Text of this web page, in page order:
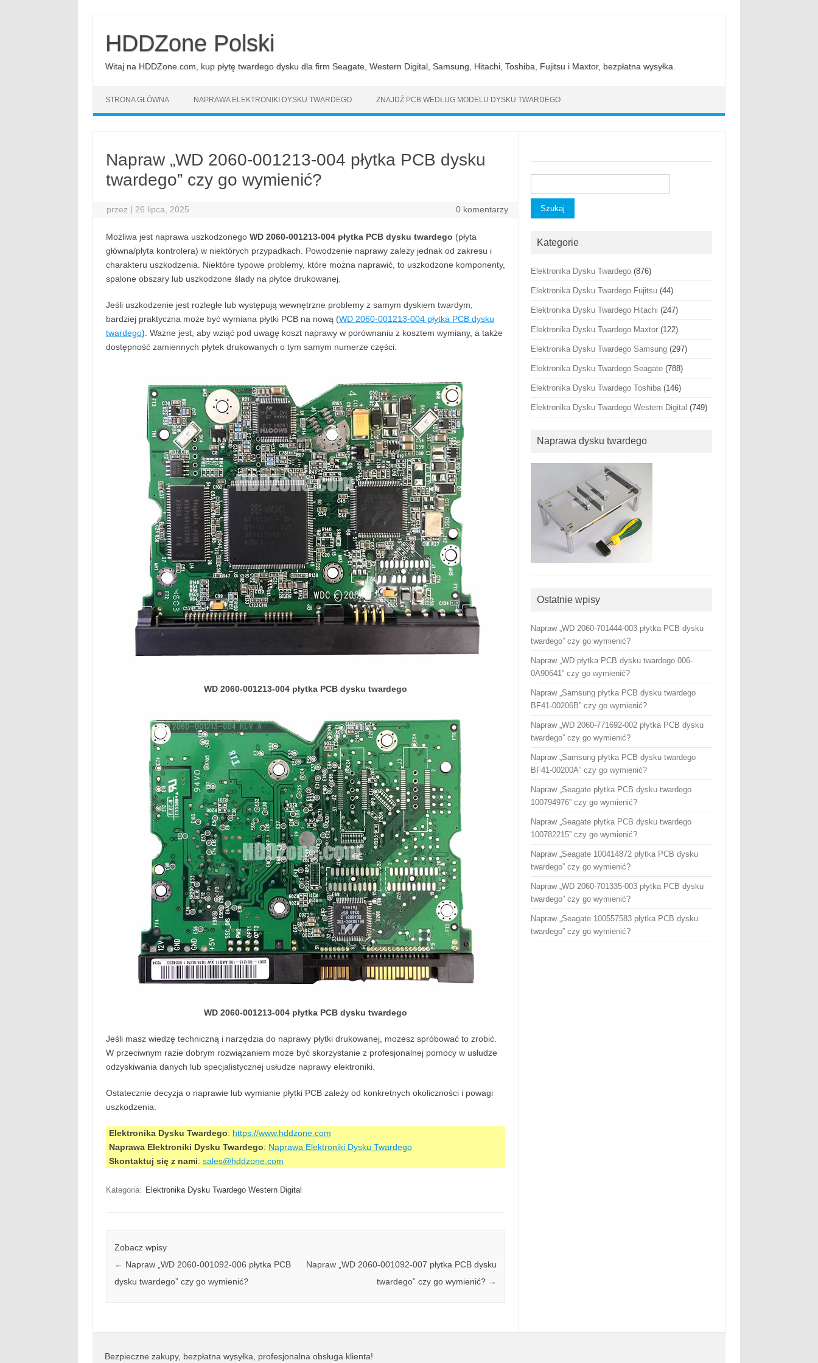
treściHDDZone Polski
Witaj na HDDZone.com, kup płytę twardego dysku dla firm Seagate, Western Digital, Samsung, Hitachi, Toshiba, Fujitsu i Maxtor, bezpłatna wysyłka.
STRONA GŁÓWNA NAPRAWA ELEKTRONIKI DYSKU TWARDEGO ZNAJDŹ PCB WEDŁUG MODELU DYSKU TWARDEGO
Napraw „WD 2060-001213-004 płytka PCB dysku
twardego” czy go wymienić?
przez | 26 lipca, 2025 0 komentarzy
Możliwa jest naprawa uszkodzonego WD 2060-001213-004 płytka PCB dysku twardego (płyta
główna/płyta kontrolera) w niektórych przypadkach. Powodzenie naprawy zależy jednak od zakresu i
charakteru uszkodzenia. Niektóre typowe problemy, które można naprawić, to uszkodzone komponenty,
spalone obszary lub uszkodzone ślady na płytce drukowanej.
Jeśli uszkodzenie jest rozległe lub występują wewnętrzne problemy z samym dyskiem twardym,
bardziej praktyczna może być wymiana płytki PCB na nową (WD 2060-001213-004 płytka PCB dysku
twardego). Ważne jest, aby wziąć pod uwagę koszt naprawy w porównaniu z kosztem wymiany, a także
dostępność zamiennych płytek drukowanych o tym samym numerze części.
WD 2060-001213-004 płytka PCB dysku twardego
WD 2060-001213-004 płytka PCB dysku twardego
Jeśli masz wiedzę techniczną i narzędzia do naprawy płytki drukowanej, możesz spróbować to zrobić.
W przeciwnym razie dobrym rozwiązaniem może być skorzystanie z profesjonalnej pomocy w usłudze
odzyskiwania danych lub specjalistycznej usłudze naprawy elektroniki.
Ostatecznie decyzja o naprawie lub wymianie płytki PCB zależy od konkretnych okoliczności i powagi
uszkodzenia.
Elektronika Dysku Twardego: https://www.hddzone.com
Naprawa Elektroniki Dysku Twardego: Naprawa Elektroniki Dysku Twardego
Skontaktuj się z nami: sales@hddzone.com
Kategoria: Elektronika Dysku Twardego Western Digital
Zobacz wpisy
← Napraw „WD 2060-001092-006 płytka PCB
dysku twardego” czy go wymienić?
Napraw „WD 2060-001092-007 płytka PCB dysku
twardego” czy go wymienić? →
Kategorie
Elektronika Dysku Twardego (876)
Elektronika Dysku Twardego Fujitsu (44)
Elektronika Dysku Twardego Hitachi (247)
Elektronika Dysku Twardego Maxtor (122)
Elektronika Dysku Twardego Samsung (297)
Elektronika Dysku Twardego Seagate (788)
Elektronika Dysku Twardego Toshiba (146)
Elektronika Dysku Twardego Western Digital (749)
Naprawa dysku twardego
Ostatnie wpisy
Napraw „WD 2060-701444-003 płytka PCB dysku
twardego” czy go wymienić?
Napraw „WD płytka PCB dysku twardego 006-
0A90641” czy go wymienić?
Napraw „Samsung płytka PCB dysku twardego
BF41-00206B” czy go wymienić?
Napraw „WD 2060-771692-002 płytka PCB dysku
twardego” czy go wymienić?
Napraw „Samsung płytka PCB dysku twardego
BF41-00200A” czy go wymienić?
Napraw „Seagate płytka PCB dysku twardego
100794976” czy go wymienić?
Napraw „Seagate płytka PCB dysku twardego
100782215” czy go wymienić?
Napraw „Seagate 100414872 płytka PCB dysku
twardego” czy go wymienić?
Napraw „WD 2060-701335-003 płytka PCB dysku
twardego” czy go wymienić?
Napraw „Seagate 100557583 płytka PCB dysku
twardego” czy go wymienić?
Bezpieczne zakupy, bezpłatna wysyłka, profesjonalna obsługa klienta!